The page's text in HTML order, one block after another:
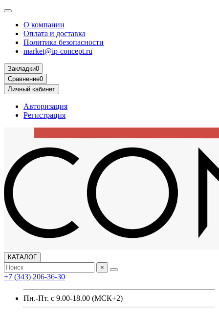
О компании
Оплата и доставка
Политика безопасности
market@ip-concept.ru
Закладки0
Сравнение0
Личный кабинет
Авторизация
Регистрация
КАТАЛОГ
×
+7 (343) 206-36-30
Пн.-Пт. с 9.00-18.00 (МСК+2)